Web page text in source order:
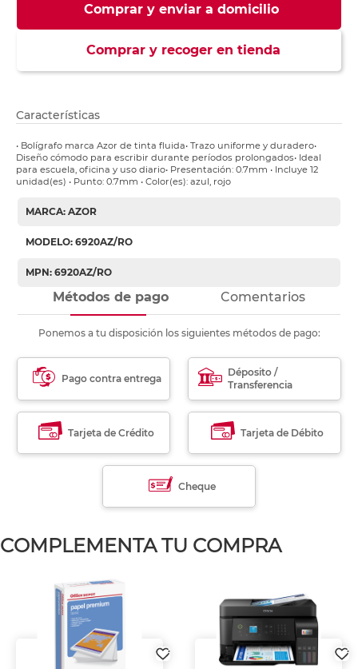
Comprar y enviar a domicilio
Comprar y recoger en tienda
Características
• Bolígrafo marca Azor de tinta fluida• Trazo uniforme y duradero•
Diseño cómodo para escribir durante períodos prolongados• Ideal
para escuela, oficina y uso diario• Presentación: 0.7mm • Incluye 12
unidad(es) • Punto: 0.7mm • Color(es): azul, rojo
MARCA: AZOR
MODELO: 6920AZ/RO
MPN: 6920AZ/RO
Métodos de pago Comentarios
Ponemos a tu disposición los siguientes métodos de pago:
Pago contra entrega
Déposito /
Transferencia
Tarjeta de Crédito Tarjeta de Débito
Cheque
COMPLEMENTA TU COMPRA